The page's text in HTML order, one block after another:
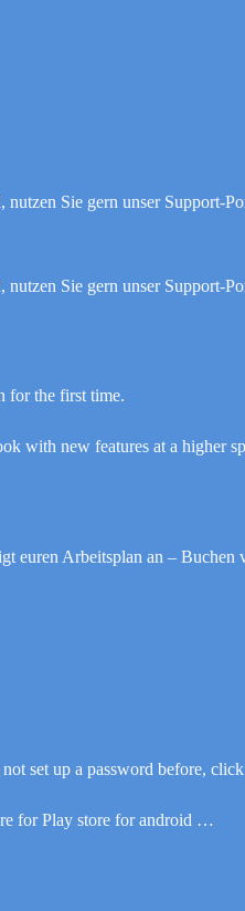
nutzen Sie gern unser Support-
nutzen Sie gern unser Support-
for the first time.
with new features at a higher
euren Arbeitsplan an – Buchen
set up a password before,
for Play store for android …